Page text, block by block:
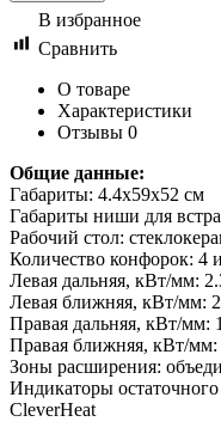
В избранное
Сравнить
О товаре
Характеристики
Отзывы 0
Общие данные:
Габариты: 4.4x59x52 см
Габариты ниши для
Рабочий стол:
Количество конфорок: 4
Левая дальняя, кВт/мм:
Левая ближняя, кВт/мм:
Правая дальняя, кВт/мм:
Правая ближняя, кВт/мм:
Зоны расширения:
Индикаторы
CleverHeat